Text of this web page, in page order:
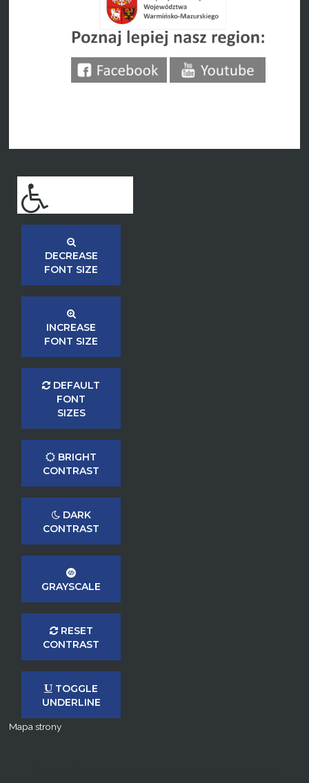
DECREASE
FONT SIZE
INCREASE
FONT SIZE
DEFAULT
FONT
SIZES
BRIGHT
CONTRAST
DARK
CONTRAST
GRAYSCALE
RESET
CONTRAST
TOGGLE
UNDERLINE
Mapa strony